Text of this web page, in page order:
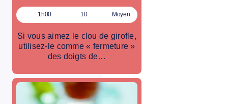
1h00 10 Moyen
Si vous aimez le clou de girofle,
utilisez-le comme « fermeture »
des doigts de…